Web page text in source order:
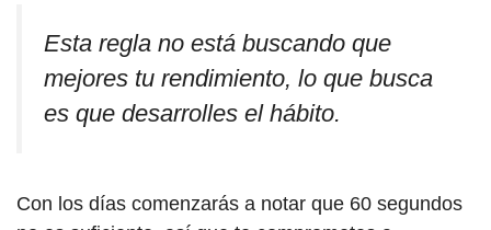
Esta regla no está buscando que
mejores tu rendimiento, lo que busca
es que desarrolles el hábito.
Con los días comenzarás a notar que 60 segundos